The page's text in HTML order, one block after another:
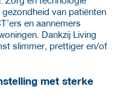
van patiënten
en aannemers
Dankzij Living
slimmer, prettiger en/of
met sterke